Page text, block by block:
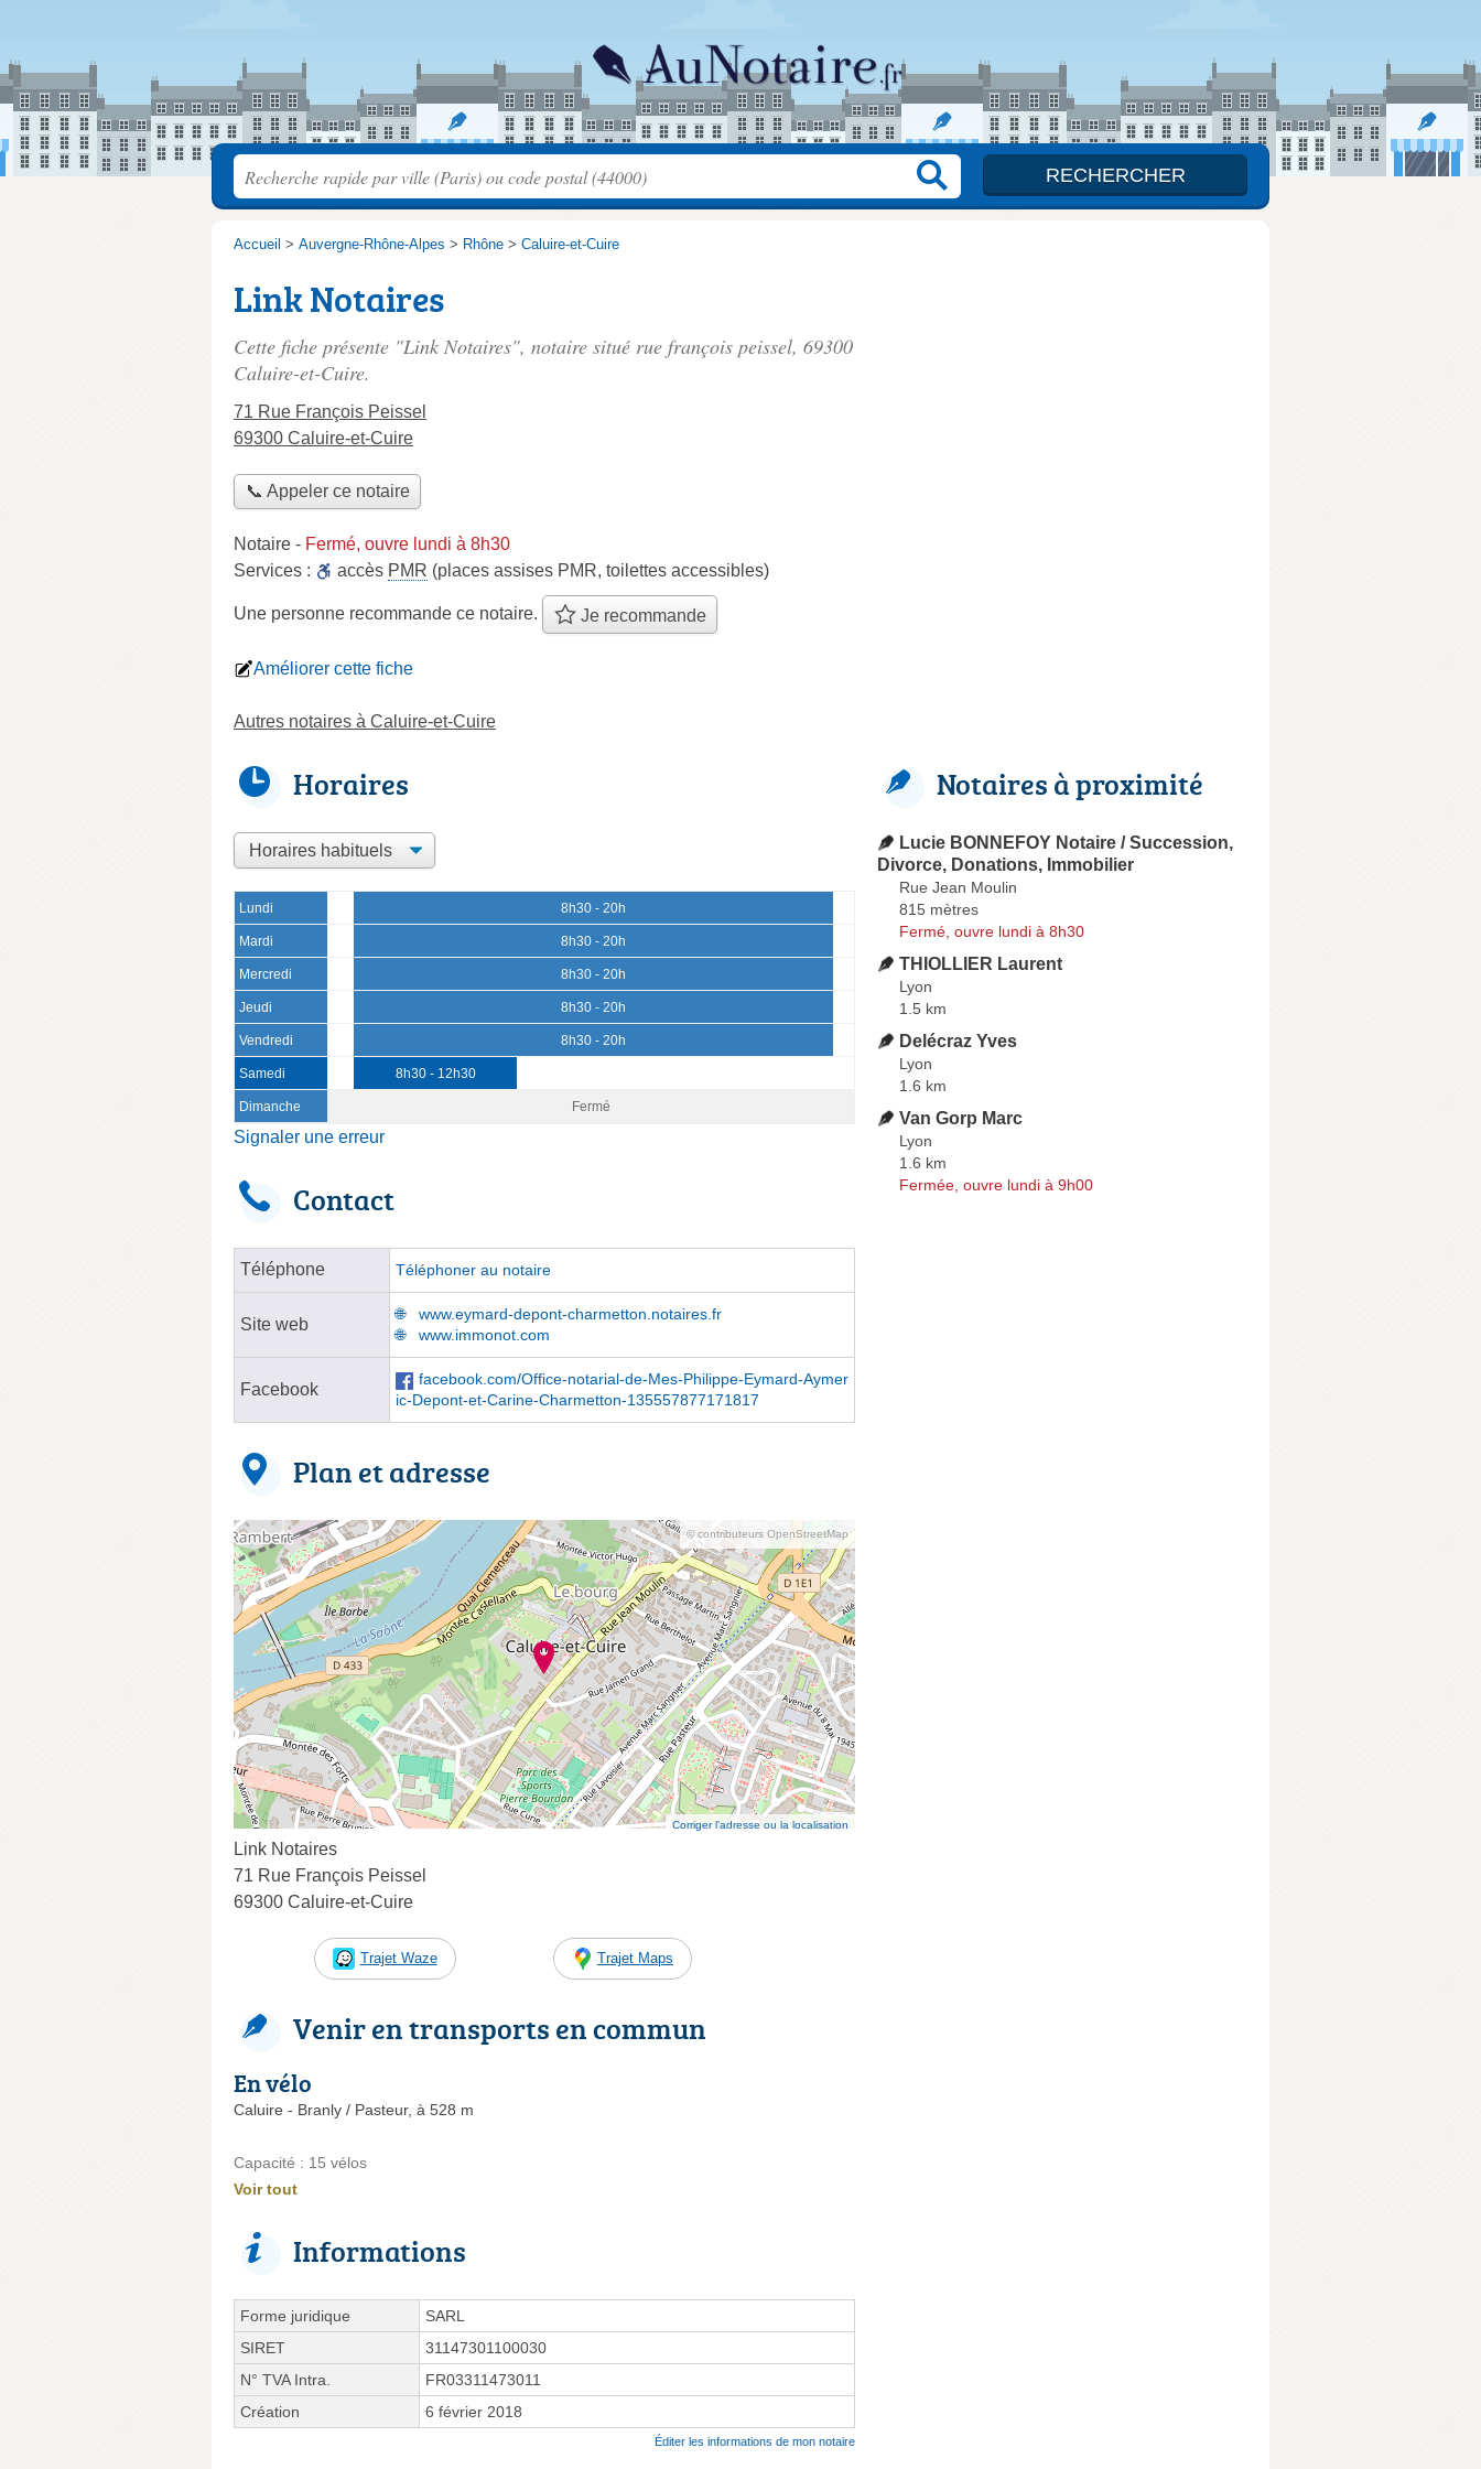
Accueil > Auvergne-Rhône-Alpes > Rhône > Caluire-et-Cuire
Link Notaires
Cette fiche présente "Link Notaires", notaire situé rue françois peissel, 69300
Caluire-et-Cuire.
71 Rue François Peissel
69300 Caluire-et-Cuire
📞 Appeler ce notaire
Notaire - Fermé, ouvre lundi à 8h30
Services :
accès PMR (places assises PMR, toilettes accessibles)
Une personne recommande ce notaire. Je recommande
Améliorer cette fiche
Autres notaires à Caluire-et-Cuire
Horaires
Lundi 8h30 - 20h
Mardi 8h30 - 20h
Mercredi 8h30 - 20h
Jeudi 8h30 - 20h
Vendredi 8h30 - 20h
Samedi 8h30 - 12h30
Dimanche Fermé
Signaler une erreur
Contact
Téléphone Téléphoner au notaire
Site web
www.eymard-depont-charmetton.notaires.fr
www.immonot.com
Facebook
facebook.com/Office-notarial-de-Mes-Philippe-Eymard-Aymer
ic-Depont-et-Carine-Charmetton-135557877171817
Plan et adresse
© contributeurs OpenStreetMap
Corriger l’adresse ou la localisation
Link Notaires
71 Rue François Peissel
69300 Caluire-et-Cuire
Trajet Waze Trajet Maps
Venir en transports en commun
En vélo
Caluire - Branly / Pasteur, à 528 m
Capacité : 15 vélos
Voir tout
Informations
Forme juridique
SARL
SIRET
31147301100030
N° TVA Intra.
FR03311473011
Création
6 février 2018
Éditer les informations de mon notaire
Notaires à proximité
Lucie BONNEFOY Notaire / Succession,
Divorce, Donations, Immobilier
Rue Jean Moulin
815 mètres
Fermé, ouvre lundi à 8h30
THIOLLIER Laurent
Lyon
1.5 km
Delécraz Yves
Lyon
1.6 km
Van Gorp Marc
Lyon
1.6 km
Fermée, ouvre lundi à 9h00